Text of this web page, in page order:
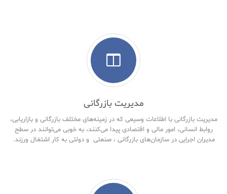
مدیریت بازرگانی
مدیریت بازرگانی با اطلاعات وسیعی که در زمینه‌های مختلف بازرگانی و بازاریابی،
روابط انسانی، امور مالی و اقتصادی پیدا می‌کنند، به خوبی می‌توانند در سطح
مدیران اجرایی در سازمان‌های بازرگانی ، صنعتی و دولتی به کار اشتغال ورزند.